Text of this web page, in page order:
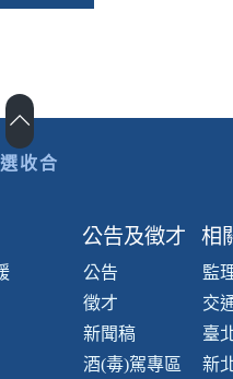
公告及徵才
公告
徵才
新聞稿
酒(毒)駕專區
相
監
交
臺
新